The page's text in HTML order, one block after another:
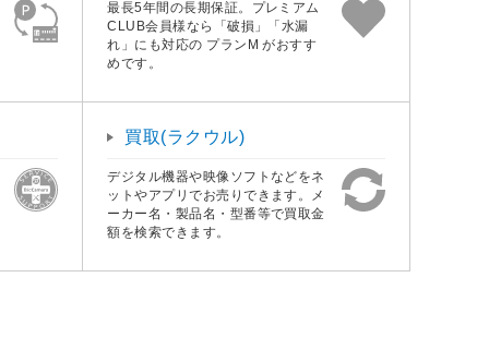
最長5年間の長期保証。プレミアム
CLUB会員様なら「破損」「水漏
れ」にも対応の プランM がおすす
めです。
買取(ラクウル)
デジタル機器や映像ソフトなどをネ
ットやアプリでお売りできます。メ
ーカー名・製品名・型番等で買取金
額を検索できます。